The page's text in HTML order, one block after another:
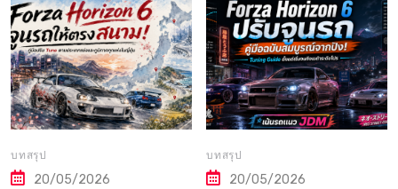
บทสรุป
20/05/2026
บทสรุป
20/05/2026